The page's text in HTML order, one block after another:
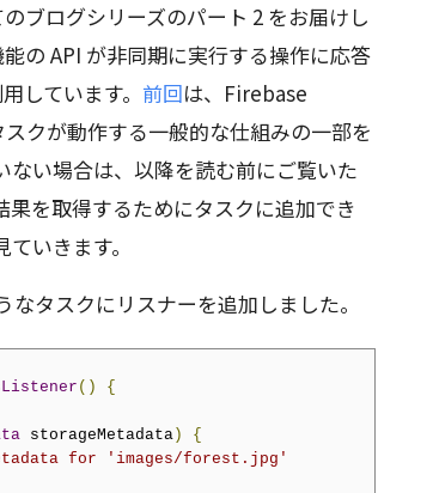
ブログシリーズのパート 2 をお届けし
の API が非同期に実行する操作に応答
しています。 前回は、Firebase
クが動作する一般的な仕組みの一部を
い場合は、以降を読む前にご覧いた
を取得するためにタスクに追加でき
いきます。
タスクにリスナーを追加しました。
()
{
storageMetadata )
{
for 'images/forest.jpg'